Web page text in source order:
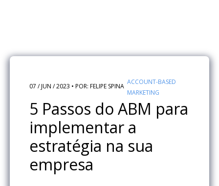
07 / JUN / 2023 • POR: FELIPE SPINA
ACCOUNT-BASED
MARKETING
5 Passos do ABM para
implementar a
estratégia na sua
empresa